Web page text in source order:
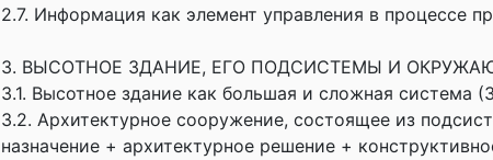
2.7. Информация как элемент управления в процессе
3. ВЫСОТНОЕ ЗДАНИЕ, ЕГО ПОДСИСТЕМЫ И
3.1. Высотное здание как большая и сложная система
3.2. Архитектурное сооружение, состоящее из
назначение + архитектурное решение +